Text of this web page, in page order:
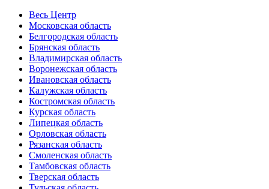
Весь Центр
Московская область
Белгородская область
Брянская область
Владимирская область
Воронежская область
Ивановская область
Калужская область
Костромская область
Курская область
Липецкая область
Орловская область
Рязанская область
Смоленская область
Тамбовская область
Тверская область